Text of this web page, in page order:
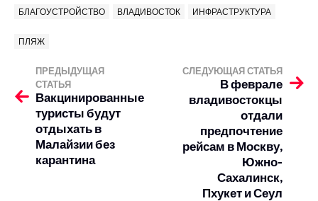
БЛАГОУСТРОЙСТВО ВЛАДИВОСТОК ИНФРАСТРУКТУРА
ПЛЯЖ
ПРЕДЫДУЩАЯ
СТАТЬЯ
Вакцинированные
туристы будут
отдыхать в
Малайзии без
карантина
СЛЕДУЮЩАЯ СТАТЬЯ
В феврале
владивостокцы
отдали
предпочтение
рейсам в Москву,
Южно-
Сахалинск,
Пхукет и Сеул